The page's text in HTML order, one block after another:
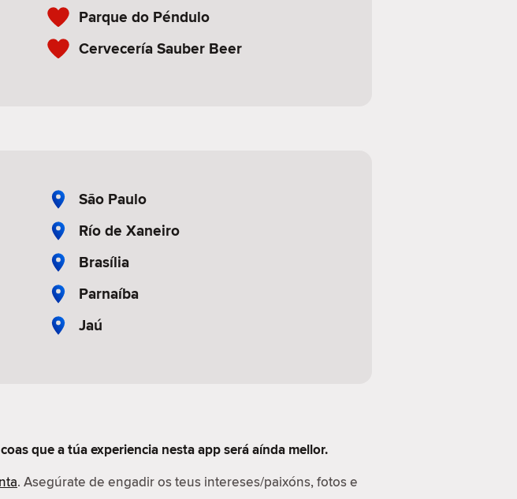
Parque do Péndulo
Cervecería Sauber Beer
São Paulo
Río de Xaneiro
Brasília
Parnaíba
Jaú
que a túa experiencia nesta app será aínda mellor.
. Asegúrate de engadir os teus intereses/paixóns, fotos e